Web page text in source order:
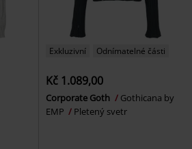
Exkluzivní Odnímatelné části
Kč 1.089,00
Corporate Goth
Gothicana by
EMP
Pletený svetr